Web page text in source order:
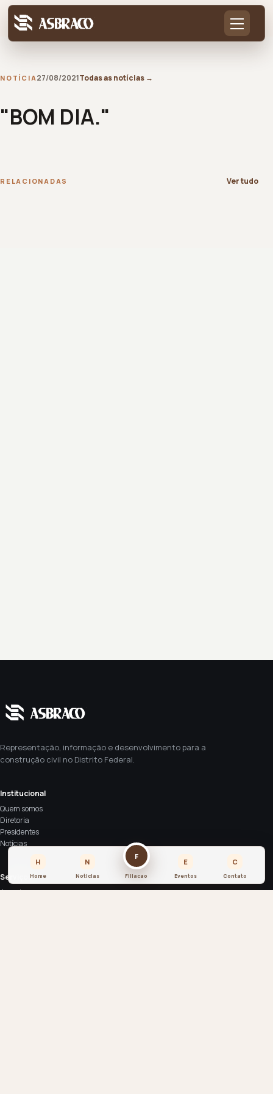
NOTÍCIA27/08/2021Todas as notícias →
"BOM DIA."
RELACIONADAS Ver tudo
Representação, informação e desenvolvimento para a
construção civil no Distrito Federal.
Institucional
Quem somos
Diretoria
Presidentes
Notícias
Serviços
Associe-se
H
Home
N
Noticias
F
Filiacao
E
Eventos
C
Contato